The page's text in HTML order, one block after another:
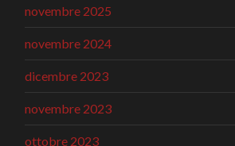
novembre 2025
novembre 2024
dicembre 2023
novembre 2023
ottobre 2023